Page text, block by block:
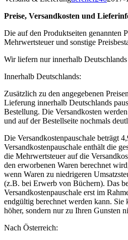
Preise, Versandkosten und
Die auf den Produktseiten genannten
Mehrwertsteuer und sonstige
Wir liefern nur innerhalb
Innerhalb Deutschlands:
Zusätzlich zu den angegebenen
Lieferung innerhalb Deutschlands
Bestellung. Die Versandkosten
und auf der Bestellseite nochmals
Die Versandkostenpauschale beträgt
Versandkostenpauschale enthält die
die Mehrwertsteuer auf die
den erworbenen Waren berechnet
wenn Waren zu niedrigeren
(z.B. bei Erwerb von Büchern). Das
Versandkostenpauschale erst im
endgültig berechnet werden kann. Sie
höher, sondern nur zu Ihren Gunsten
Nach Österreich: